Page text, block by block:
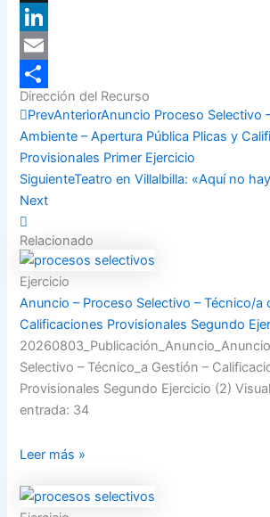
X
LinkedIn
Email
Compartir
Dirección del Recurso
PrevAnteriorAnuncio Proceso Selectivo
Ambiente – Apertura Pública Plicas y
Provisionales Primer Ejercicio
SiguienteTeatro en Villalbilla: «Aquí no
Next
Relacionado
Ejercicio
Anuncio – Proceso Selectivo – Técnico/a
Calificaciones Provisionales Segundo
Selectivo – Técnico_a Gestión –
Provisionales Segundo Ejercicio (2)
entrada: 34
Leer más »